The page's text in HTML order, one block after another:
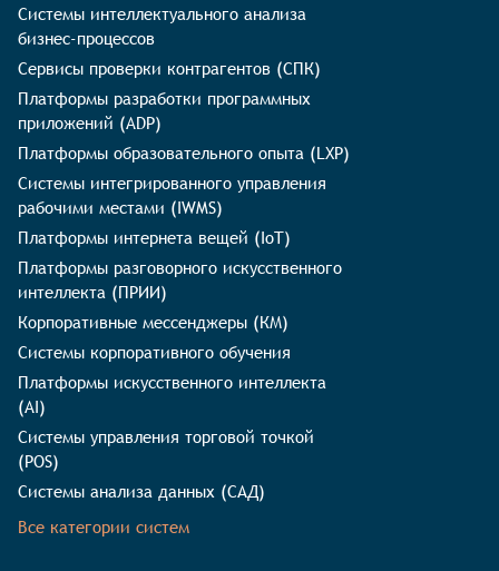
Системы интеллектуального анализа
бизнес-процессов
Сервисы проверки контрагентов (СПК)
Платформы разработки программных
приложений (ADP)
Платформы образовательного опыта (LXP)
Системы интегрированного управления
рабочими местами (IWMS)
Платформы интернета вещей (IoT)
Платформы разговорного искусственного
интеллекта (ПРИИ)
Корпоративные мессенджеры (КМ)
Системы корпоративного обучения
Платформы искусственного интеллекта
(AI)
Системы управления торговой точкой
(POS)
Системы анализа данных (САД)
Все категории систем